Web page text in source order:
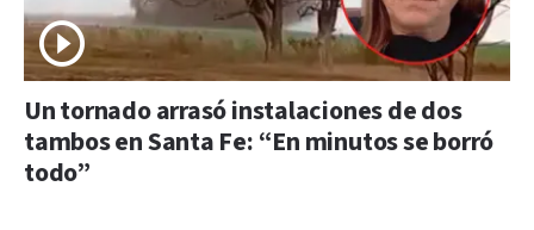
Un tornado arrasó instalaciones de dos
tambos en Santa Fe: “En minutos se borró
todo”